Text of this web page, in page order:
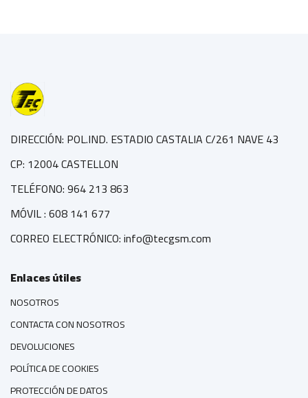
DIRECCIÓN: POL.IND. ESTADIO CASTALIA C/261 NAVE 43
CP: 12004 CASTELLON
TELÉFONO: 964 213 863
MÓVIL : 608 141 677
CORREO ELECTRÓNICO: info@tecgsm.com
Enlaces útiles
NOSOTROS
CONTACTA CON NOSOTROS
DEVOLUCIONES
POLÍTICA DE COOKIES
PROTECCIÓN DE DATOS